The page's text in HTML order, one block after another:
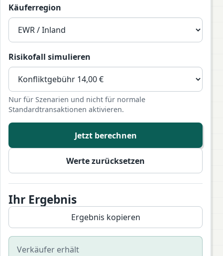
Käuferregion
Risikofall simulieren
Nur für Szenarien und nicht für normale
Standardtransaktionen aktivieren.
Jetzt berechnen
Werte zurücksetzen
Ihr Ergebnis
Ergebnis kopieren
Verkäufer erhält